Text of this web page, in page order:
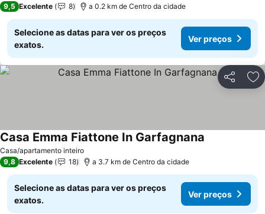
9,5 Excelente 8 a 0.2 km de Centro da cidade
Selecione as datas para ver os preços
exatos.
Ver preços
Partilhar
Casa/apartamento inteiro
Casa Emma Fiattone In Garfagnana
9,8 Excelente 18 a 3.7 km de Centro da cidade
Selecione as datas para ver os preços
exatos.
Ver preços